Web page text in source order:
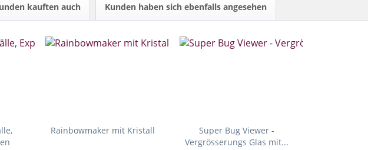
kauften auch Kunden haben sich ebenfalls angesehen
Rainbowmaker mit Kristall
Super Bug Viewer -
Vergrösserungs Glas mit...